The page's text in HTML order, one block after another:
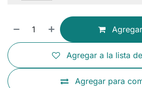
Agregar para
Agregar a la lista